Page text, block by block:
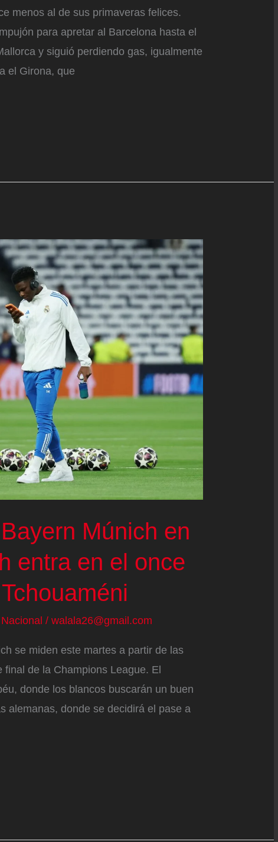
menos al de sus primaveras felices.
para apretar al Barcelona hasta el
y siguió perdiendo gas, igualmente
el Girona, que
Múnich en
entra en el once
Nacional / walala26@gmail.com
se miden este martes a partir de las
de la Champions League. El
donde los blancos buscarán un buen
alemanas, donde se decidirá el pase a